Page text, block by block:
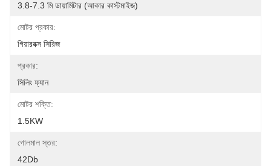
3.8-7.3 মি ডায়ামিটার (আকার কাস্টমাইজ)
মোটর প্রকার:
গিয়ারবক্স সিরিজ
প্রকার:
সিলিং ফ্যান
মোটর শক্তি:
1.5KW
গোলমাল স্তর:
42Db